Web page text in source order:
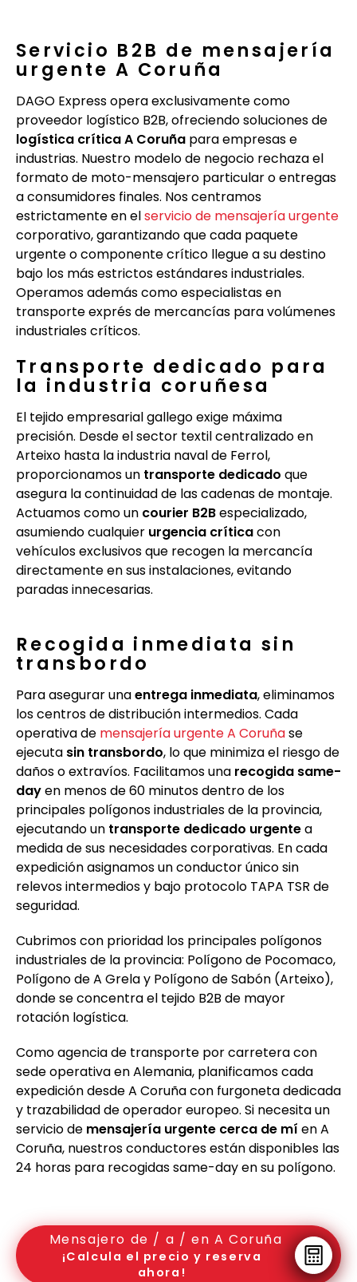
Servicio B2B de mensajería
urgente A Coruña
DAGO Express opera exclusivamente como
proveedor logístico B2B, ofreciendo soluciones de
logística crítica A Coruña para empresas e
industrias. Nuestro modelo de negocio rechaza el
formato de moto-mensajero particular o entregas
a consumidores finales. Nos centramos
estrictamente en elservicio de mensajería urgente
corporativo, garantizando que cada paquete
urgente o componente crítico llegue a su destino
bajo los más estrictos estándares industriales.
Operamos además como especialistas en
transporte exprés de mercancías para volúmenes
industriales críticos.
Transporte dedicado para
la industria coruñesa
El tejido empresarial gallego exige máxima
precisión. Desde el sector textil centralizado en
Arteixo hasta la industria naval de Ferrol,
proporcionamos un transporte dedicado que
asegura la continuidad de las cadenas de montaje.
Actuamos como un courier B2Bespecializado,
asumiendo cualquier urgencia críticacon
vehículos exclusivos que recogen la mercancía
directamente en sus instalaciones, evitando
paradas innecesarias.
Recogida inmediata sin
transbordo
Para asegurar unaentrega inmediata, eliminamos
los centros de distribución intermedios. Cada
operativa de mensajería urgente A Coruñase
ejecuta sin transbordo, lo que minimiza el riesgo de
daños o extravíos. Facilitamos una recogida same-
dayen menos de 60 minutos dentro de los
principales polígonos industriales de la provincia,
ejecutando un transporte dedicado urgentea
medida de sus necesidades corporativas. En cada
expedición asignamos un conductor único sin
relevos intermedios y bajo protocolo TAPA TSR de
seguridad.
Cubrimos con prioridad los principales polígonos
industriales de la provincia: Polígono de Pocomaco,
Polígono de A Grela y Polígono de Sabón (Arteixo),
donde se concentra el tejido B2B de mayor
rotación logística.
Como agencia de transporte por carretera con
sede operativa en Alemania, planificamos cada
expedición desde A Coruña con furgoneta dedicada
y trazabilidad de operador europeo. Si necesita un
servicio de mensajería urgente cerca de mí en A
Coruña, nuestros conductores están disponibles las
24 horas para recogidas same-day en su polígono.
Mensajero de / a / en A Coruña
¡Calcula el precio y reserva
ahora!